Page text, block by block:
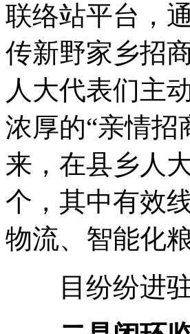
联络站平台，
传新野家乡招
人大代表们主
浓厚的“亲情招
来，在县乡人
个，其中有效
物流、智能化
目纷纷进驻